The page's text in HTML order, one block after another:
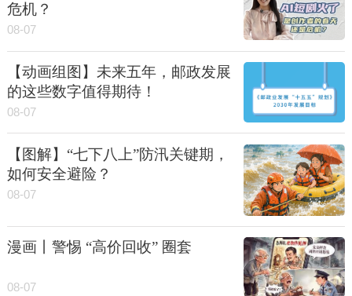
危机？
08-07
【动画组图】未来五年，邮政发展
的这些数字值得期待！
08-07
【图解】“七下八上”防汛关键期，
如何安全避险？
08-07
漫画丨警惕 “高价回收” 圈套
08-07